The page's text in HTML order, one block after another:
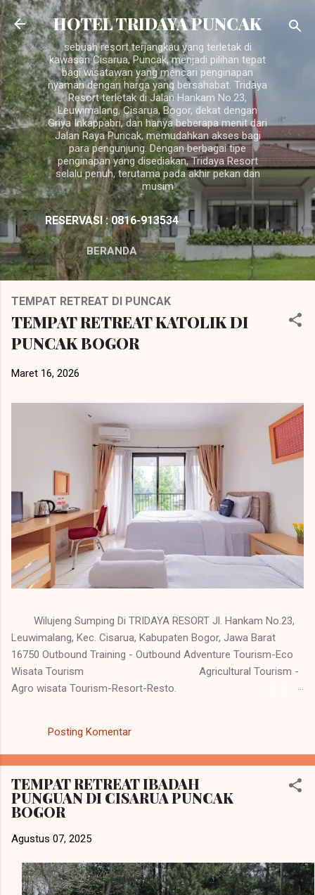
Langsung ke konten utama
HOTEL TRIDAYA PUNCAK
sebuah resort terjangkau yang terletak di
kawasan Cisarua, Puncak, menjadi pilihan tepat
bagi wisatawan yang mencari penginapan
nyaman dengan harga yang bersahabat. Tridaya
Resort terletak di Jalan Hankam No.23,
Leuwimalang, Cisarua, Bogor, dekat dengan
Griya Inkappabri, dan hanya beberapa menit dari
Jalan Raya Puncak, memudahkan akses bagi
para pengunjung. Dengan berbagai tipe
penginapan yang disediakan, Tridaya Resort
selalu penuh, terutama pada akhir pekan dan
musim
RESERVASI : 0816-913534
BERANDA
TEMPAT RETREAT DI PUNCAK
TEMPAT RETREAT KATOLIK DI
PUNCAK BOGOR
Maret 16, 2026
Wilujeng Sumping Di TRIDAYA RESORT Jl. Hankam No.23,
Leuwimalang, Kec. Cisarua, Kabupaten Bogor, Jawa Barat
16750 Outbound Training - Outbound Adventure Tourism-Eco
Wisata Tourism Agricultural Tourism -
Agro wisata Tourism-Resort-Resto.
yang terletak di kawasan Cisarua, Puncak, menjadi pilihan tepat
bagi wisatawan yang mencari penginapan nyaman dengan
Posting Komentar
TEMPAT RETREAT IBADAH
PUNGUAN DI CISARUA PUNCAK
BOGOR
Agustus 07, 2025